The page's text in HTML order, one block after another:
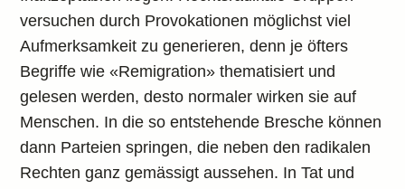
versuchen durch Provokationen möglichst viel
Aufmerksamkeit zu generieren, denn je öfters
Begriffe wie «Remigration» thematisiert und
gelesen werden, desto normaler wirken sie auf
Menschen. In die so entstehende Bresche können
dann Parteien springen, die neben den radikalen
Rechten ganz gemässigt aussehen. In Tat und